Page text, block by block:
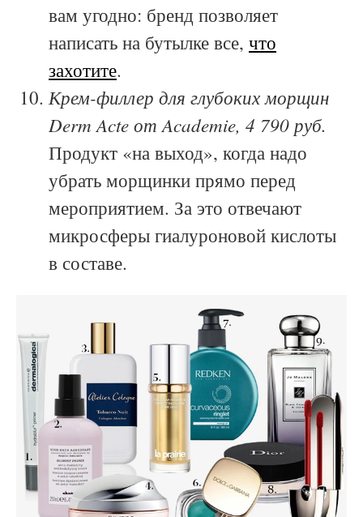
вам угодно: бренд позволяет
написать на бутылке все, что
захотите.
Крем-филлер для глубоких морщин
Derm Acte от Academie, 4 790 руб.
Продукт «на выход», когда надо
убрать морщинки прямо перед
мероприятием. За это отвечают
микросферы гиалуроновой кислоты
в составе.